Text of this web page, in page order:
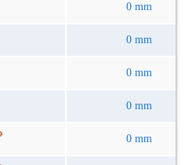
0 mm
0 mm
0 mm
0 mm
0 mm